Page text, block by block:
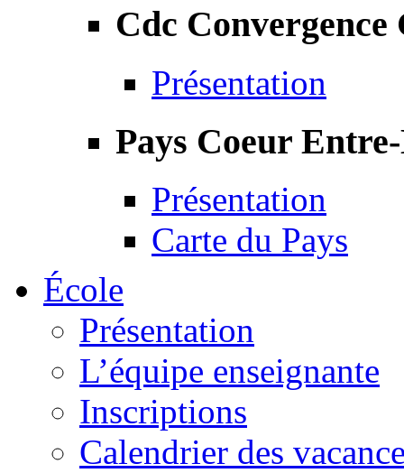
Cdc Convergence
Présentation
Pays Coeur
Présentation
Carte du Pays
École
Présentation
L’équipe enseignante
Inscriptions
Calendrier des